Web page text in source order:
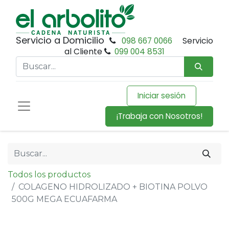
Servicio a Domicilio 098 667 0066
Servicio
al Cliente
099 004 8531
Iniciar sesión
¡Trabaja con Nosotros!
Todos los productos
COLAGENO HIDROLIZADO + BIOTINA POLVO
500G MEGA ECUAFARMA